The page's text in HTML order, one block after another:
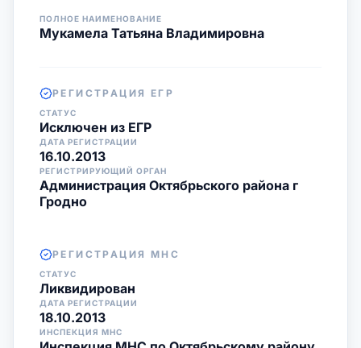
ПОЛНОЕ НАИМЕНОВАНИЕ
Мукамела Татьяна Владимировна
РЕГИСТРАЦИЯ ЕГР
СТАТУС
Исключен из ЕГР
ДАТА РЕГИСТРАЦИИ
16.10.2013
РЕГИСТРИРУЮЩИЙ ОРГАН
Администрация Октябрьского района г
Гродно
РЕГИСТРАЦИЯ МНС
СТАТУС
Ликвидирован
ДАТА РЕГИСТРАЦИИ
18.10.2013
ИНСПЕКЦИЯ МНС